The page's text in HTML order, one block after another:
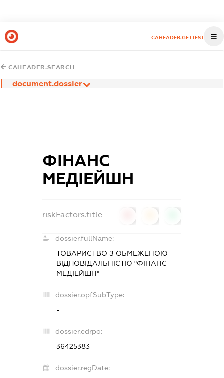
CAHEADER.GETTEST
CAHEADER.SEARCH
document.dossier
ФІНАНС
МЕДІЕЙШН
riskFactors.title
dossier.fullName:
ТОВАРИСТВО З ОБМЕЖЕНОЮ
ВІДПОВІДАЛЬНІСТЮ "ФІНАНС
МЕДІЕЙШН"
dossier.opfSubType:
-
dossier.edrpo:
36425383
dossier.regDate: